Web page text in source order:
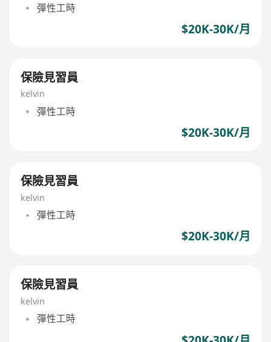
彈性工時
$20K-30K/月
保險見習員
kelvin
彈性工時
$20K-30K/月
保險見習員
kelvin
彈性工時
$20K-30K/月
保險見習員
kelvin
彈性工時